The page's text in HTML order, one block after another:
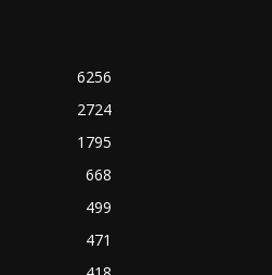
6256
2724
1795
668
499
471